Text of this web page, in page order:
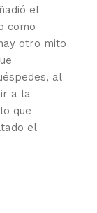
el
como
otro mito
al
a la
que
el